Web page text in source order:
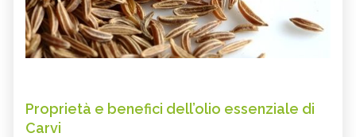
Proprietà e benefici dell’olio essenziale di
Carvi